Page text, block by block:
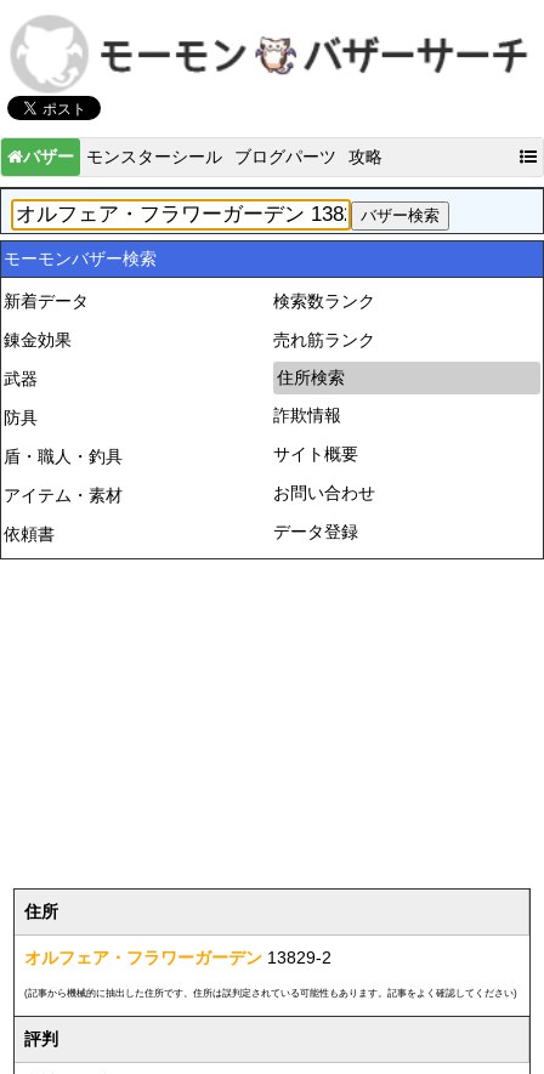
バザー モンスターシール ブログパーツ 攻略
モーモンバザー検索
新着データ
錬金効果
武器
防具
盾・職人・釣具
アイテム・素材
依頼書
検索数ランク
売れ筋ランク
住所検索
詐欺情報
サイト概要
お問い合わせ
データ登録
住所
オルフェア・フラワーガーデン 13829-2
(記事から機械的に抽出した住所です。住所は誤判定されている可能性もあります。記事をよく確認してください)
評判